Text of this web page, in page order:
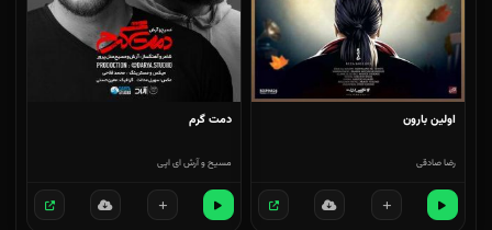
اولین بارون
رضا صادقی
دمت گرم
مسیح و آرش ای اپی